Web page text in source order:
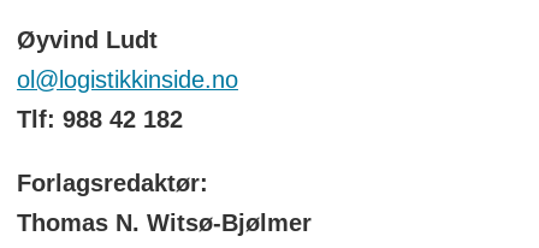
Øyvind Ludt
ol@logistikkinside.no
Tlf: 988 42 182
Forlagsredaktør:
Thomas N. Witsø-Bjølmer